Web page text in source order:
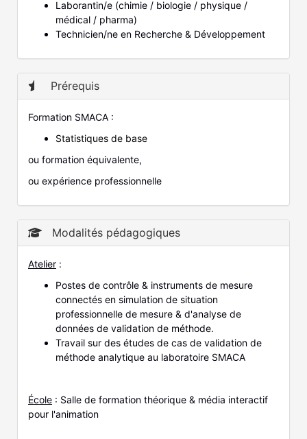
Laborantin/e (chimie / biologie / physique /
médical / pharma)
Technicien/ne en Recherche & Développement
Prérequis
Formation SMACA :
Statistiques de base
ou formation équivalente,
ou expérience professionnelle
Modalités pédagogiques
Atelier :
Postes de contrôle & instruments de mesure
connectés en simulation de situation
professionnelle de mesure & d'analyse de
données de validation de méthode.
Travail sur des études de cas de validation de
méthode analytique au laboratoire SMACA
École : Salle de formation théorique & média interactif
pour l'animation